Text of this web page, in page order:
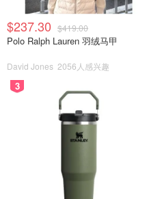
颜色选择，个人认为纯白色
旅行的话也可以考虑入手便
$237.30 $419.00
Polo Ralph Lauren 羽绒马甲
David Jones 2056人感兴趣
3